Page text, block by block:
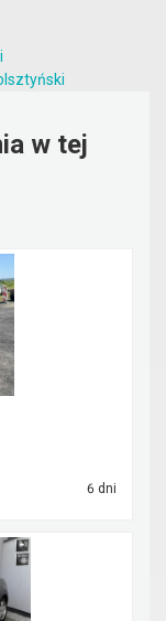
w tej
6 dni